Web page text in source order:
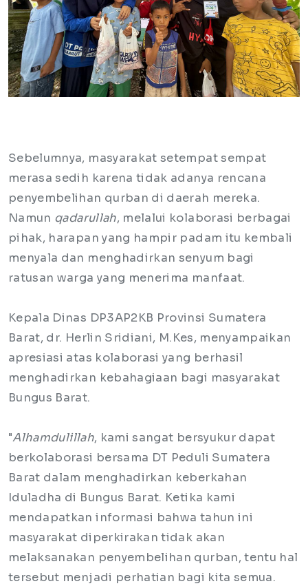
Sebelumnya, masyarakat setempat sempat
merasa sedih karena tidak adanya rencana
penyembelihan qurban di daerah mereka.
Namun qadarullah, melalui kolaborasi berbagai
pihak, harapan yang hampir padam itu kembali
menyala dan menghadirkan senyum bagi
ratusan warga yang menerima manfaat.
Kepala Dinas DP3AP2KB Provinsi Sumatera
Barat, dr. Herlin Sridiani, M.Kes, menyampaikan
apresiasi atas kolaborasi yang berhasil
menghadirkan kebahagiaan bagi masyarakat
Bungus Barat.
"Alhamdulillah, kami sangat bersyukur dapat
berkolaborasi bersama DT Peduli Sumatera
Barat dalam menghadirkan keberkahan
Iduladha di Bungus Barat. Ketika kami
mendapatkan informasi bahwa tahun ini
masyarakat diperkirakan tidak akan
melaksanakan penyembelihan qurban, tentu hal
tersebut menjadi perhatian bagi kita semua.